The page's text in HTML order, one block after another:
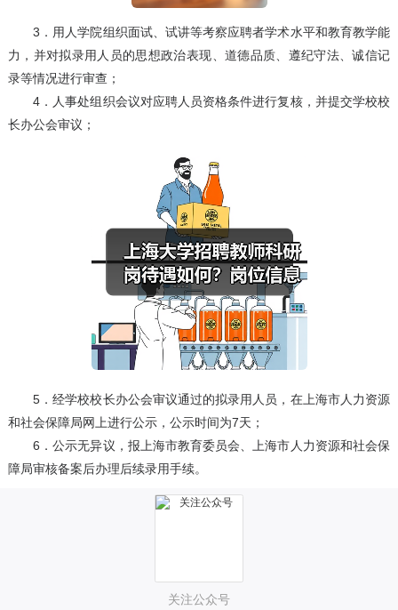
3．用人学院组织面试、试讲等考察应聘者学术水平和教育教学能
力，并对拟录用人员的思想政治表现、道德品质、遵纪守法、诚信记
录等情况进行审查；
4．人事处组织会议对应聘人员资格条件进行复核，并提交学校校
长办公会审议；
5．经学校校长办公会审议通过的拟录用人员，在上海市人力资源
和社会保障局网上进行公示，公示时间为7天；
6．公示无异议，报上海市教育委员会、上海市人力资源和社会保
障局审核备案后办理后续录用手续。
关注公众号